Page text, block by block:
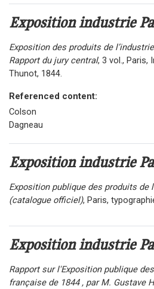
Exposition industrie
Exposition des produits de
Rapport du jury central, 3 vol., Paris,
Thunot, 1844.
Referenced content:
Colson
Dagneau
Exposition industrie
Exposition publique des produits de
(catalogue officiel), Paris,
Exposition industrie
Rapport sur l'Exposition publique
française de 1844 , par M. Gustave